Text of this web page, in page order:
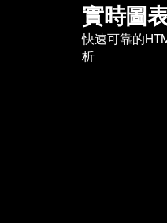
實時圖
快速可靠的
析